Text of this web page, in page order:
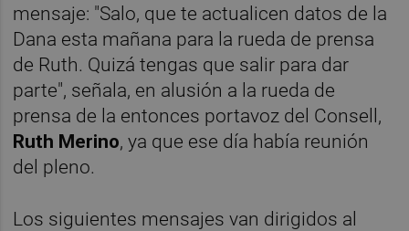
mensaje: "Salo, que te actualicen datos de la
Dana esta mañana para la rueda de prensa
de Ruth. Quizá tengas que salir para dar
parte", señala, en alusión a la rueda de
prensa de la entonces portavoz del Consell,
Ruth Merino, ya que ese día había reunión
del pleno.
Los siguientes mensajes van dirigidos al